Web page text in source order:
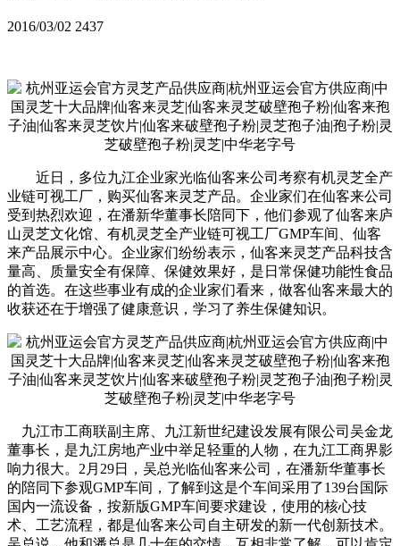
2016/03/02 2437
近日，多位九江企业家光临仙客来公司考察有机灵芝全产
业链可视工厂，购买仙客来灵芝产品。企业家们在仙客来公司
受到热烈欢迎，在潘新华董事长陪同下，他们参观了仙客来庐
山灵芝文化馆、有机灵芝全产业链可视工厂GMP车间、仙客
来产品展示中心。企业家们纷纷表示，仙客来灵芝产品科技含
量高、质量安全有保障、保健效果好，是日常保健功能性食品
的首选。在这些事业有成的企业家们看来，做客仙客来最大的
收获还在于增强了健康意识，学习了养生保健知识。
九江市工商联副主席、九江新世纪建设发展有限公司吴金龙
董事长，是九江房地产业中举足轻重的人物，在九江工商界影
响力很大。2月29日，吴总光临仙客来公司，在潘新华董事长
的陪同下参观GMP车间，了解到这是个车间采用了139台国际
国内一流设备，按新版GMP车间要求建设，使用的核心技
术、工艺流程，都是仙客来公司自主研发的新一代创新技术。